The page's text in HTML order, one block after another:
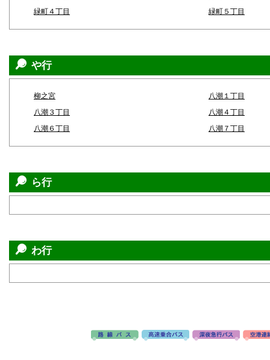
緑町４丁目
緑町５丁目
や行
柳之宮
八潮１丁目
八潮３丁目
八潮４丁目
八潮６丁目
八潮７丁目
ら行
わ行